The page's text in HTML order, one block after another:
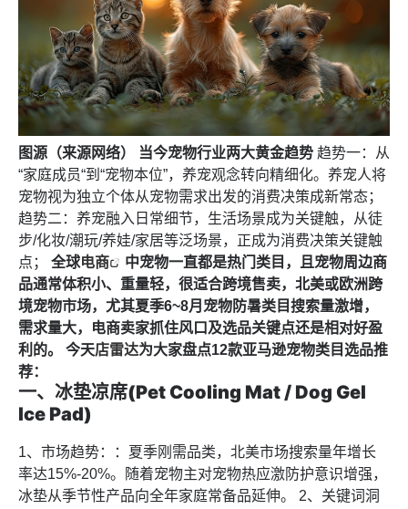
图源（来源网络） 当今宠物行业两大黄金趋势 趋势一：从
“家庭成员“到“宠物本位”，养宠观念转向精细化。养宠人将
宠物视为独立个体从宠物需求出发的消费决策成新常态；
趋势二：养宠融入日常细节，生活场景成为关键触，从徒
步/化妆/潮玩/养娃/家居等泛场景，正成为消费决策关键触
点； 全球电商
中宠物一直都是热门类目，且宠物周边商
品通常体积小、重量轻，很适合跨境售卖，北美或欧洲跨
境宠物市场，尤其夏季6~8月宠物防暑类目搜索量激增，
需求量大，电商卖家抓住风口及选品关键点还是相对好盈
利的。
今天店雷达为大家盘点12款亚马逊宠物类目选品推
荐：
一、冰垫凉席(Pet Cooling Mat / Dog Gel
lce Pad)
1、市场趋势：：夏季刚需品类，北美市场搜索量年增长
率达15%-20%。随着宠物主对宠物热应激防护意识增强，
冰垫从季节性产品向全年家庭常备品延伸。 2、关键词洞